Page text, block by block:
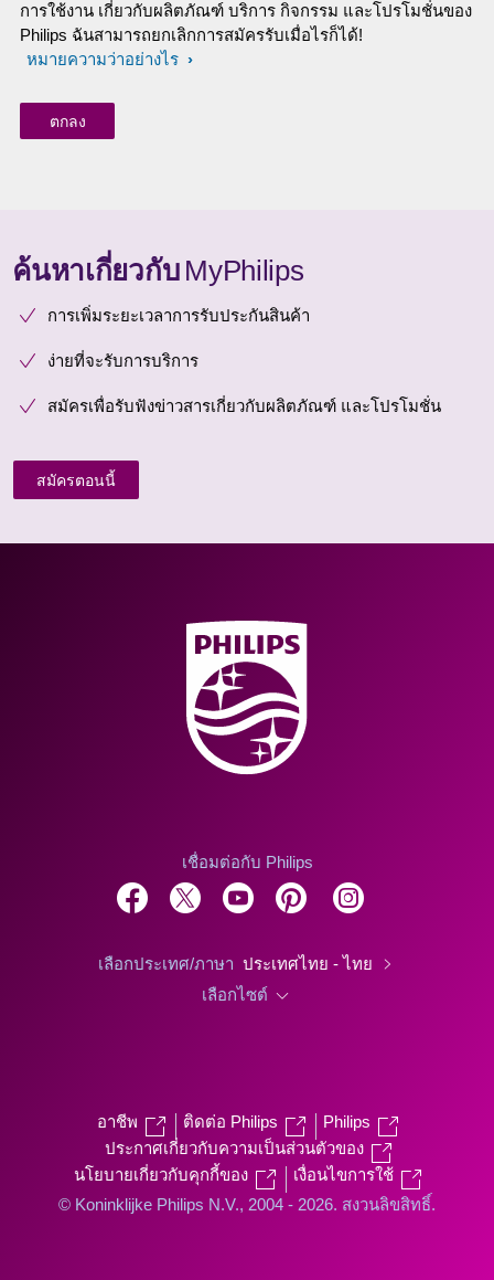
การใช้งาน เกี่ยวกับผลิตภัณฑ์ บริการ กิจกรรม และโปรโมชั่นของ
Philips ฉันสามารถยกเลิกการสมัครรับเมื่อไรก็ได้!
หมายความว่าอย่างไร
ค้นหาเกี่ยวกับ MyPhilips
การเพิ่มระยะเวลาการรับประกันสินค้า
ง่ายที่จะรับการบริการ
สมัครเพื่อรับฟังข่าวสารเกี่ยวกับผลิตภัณฑ์ และโปรโมชั่น
สมัครตอนนี้
เชื่อมต่อกับ Philips
เลือกประเทศ/ภาษา ประเทศไทย - ไทย
เลือกไซต์
อาชีพ ติดต่อ Philips
Philips
ประกาศเกี่ยวกับความเป็นส่วนตัวของ
นโยบายเกี่ยวกับคุกกี้ของ
เงื่อนไขการใช้
© Koninklijke Philips N.V., 2004 - 2026. สงวนลิขสิทธิ์.